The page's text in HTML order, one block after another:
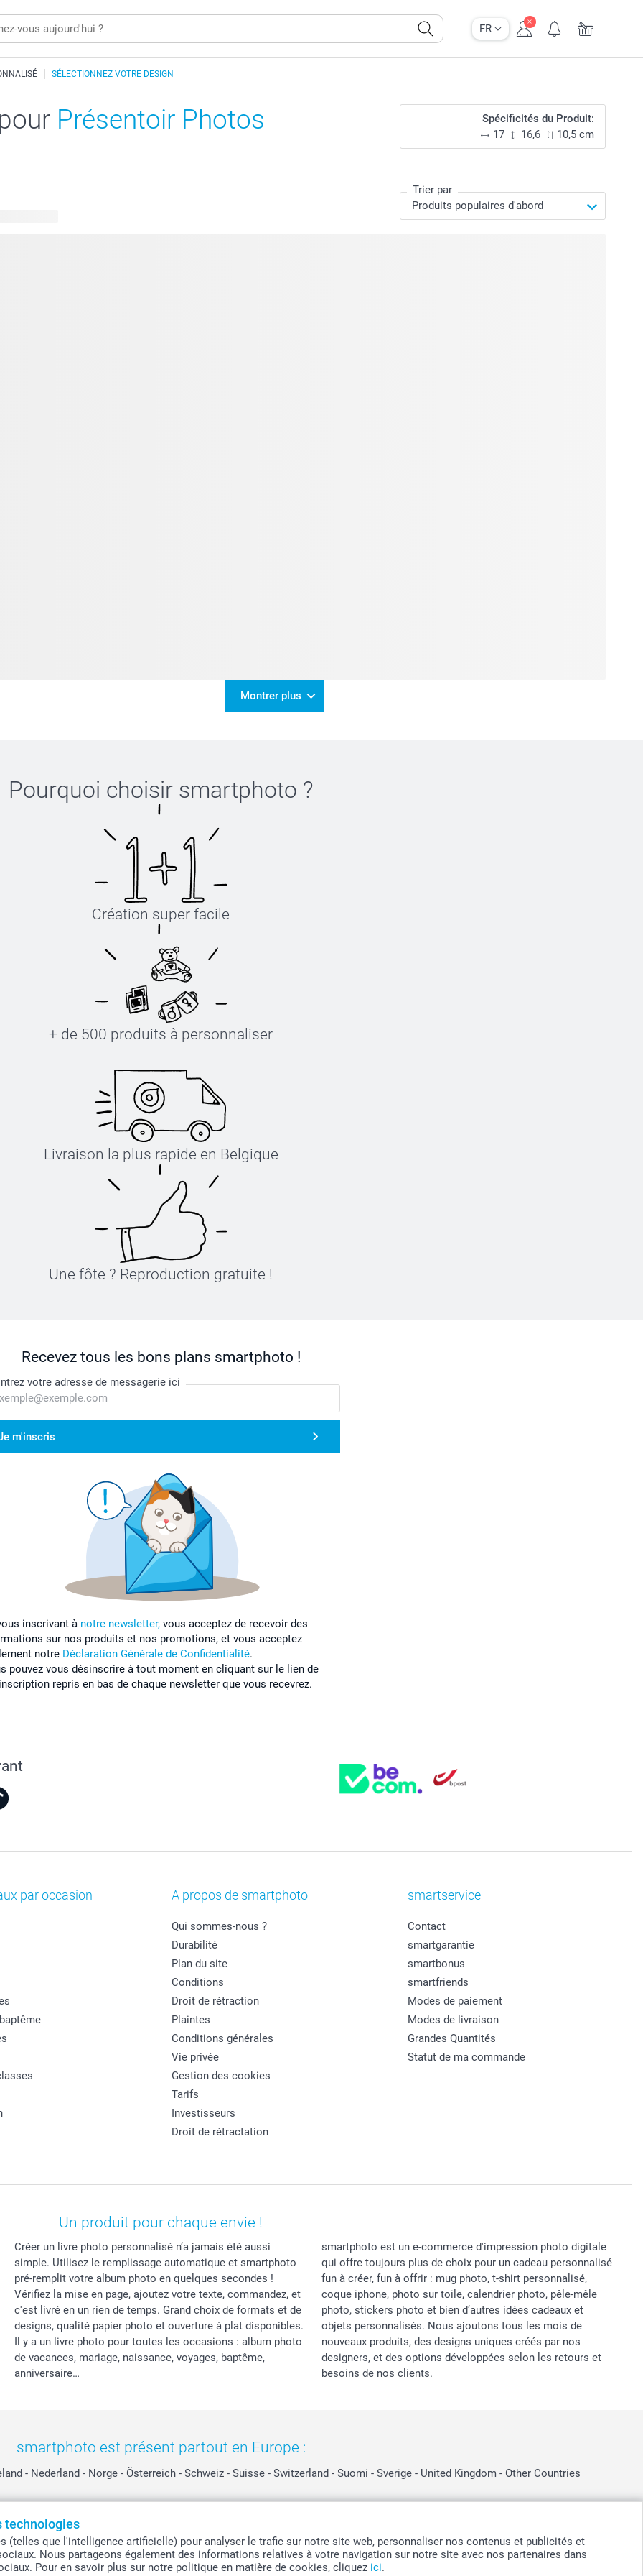
technologies
que l'intelligence artificielle) pour analyser le trafic sur notre site web, personnaliser nos contenus et publicités et
Nous partageons également des informations relatives à votre navigation sur notre site avec nos partenaires dans
Pour en savoir plus sur notre politique en matière de cookies, cliquez ici.
FR
SÉLECTIONNEZ VOTRE DESIGN
Présentoir Photos
Spécificités du Produit:
17
16,6 10,5 cm
Trier par
Montrer plus
Pourquoi choisir smartphoto ?
Création super facile
+ de 500 produits à personnaliser
Livraison la plus rapide en Belgique
Une fôte ? Reproduction gratuite !
Recevez tous les bons plans smartphoto !
votre adresse de messagerie ici
m'inscris
inscrivant à notre newsletter, vous acceptez de recevoir des
sur nos produits et nos promotions, et vous acceptez
notre Déclaration Générale de Confidentialité.
pouvez vous désinscrire à tout moment en cliquant sur le lien de
repris en bas de chaque newsletter que vous recevrez.
par occasion A propos de smartphoto
Qui sommes-nous ?
Durabilité
Plan du site
Conditions
Droit de rétraction
Plaintes
Conditions générales
Vie privée
Gestion des cookies
Tarifs
Investisseurs
Droit de rétractation
smartservice
Contact
smartgarantie
smartbonus
smartfriends
Modes de paiement
Modes de livraison
Grandes Quantités
Statut de ma commande
Un produit pour chaque envie !
Créer un livre photo personnalisé n’a jamais été aussi
simple. Utilisez le remplissage automatique et smartphoto
pré-remplit votre album photo en quelques secondes !
Vérifiez la mise en page, ajoutez votre texte, commandez, et
c'est livré en un rien de temps. Grand choix de formats et de
designs, qualité papier photo et ouverture à plat disponibles.
Il y a un livre photo pour toutes les occasions : album photo
de vacances, mariage, naissance, voyages, baptême,
anniversaire…
smartphoto est un e-commerce d'impression photo digitale
qui offre toujours plus de choix pour un cadeau personnalisé
fun à créer, fun à offrir : mug photo, t-shirt personnalisé,
coque iphone, photo sur toile, calendrier photo, pêle-mêle
photo, stickers photo et bien d’autres idées cadeaux et
objets personnalisés. Nous ajoutons tous les mois de
nouveaux produits, des designs uniques créés par nos
designers, et des options développées selon les retours et
besoins de nos clients.
smartphoto est présent partout en Europe :
- Nederland - Norge - Österreich - Schweiz - Suisse - Switzerland - Suomi - Sverige - United Kingdom - Other Countries
Tous les prix sont en EURO (€), TVA incluse et hors frais de port.